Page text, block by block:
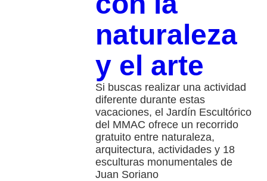
naturaleza
y el arte
Si buscas realizar una actividad
diferente durante estas
vacaciones, el Jardín Escultórico
del MMAC ofrece un recorrido
gratuito entre naturaleza,
arquitectura, actividades y 18
esculturas monumentales de
Juan Soriano